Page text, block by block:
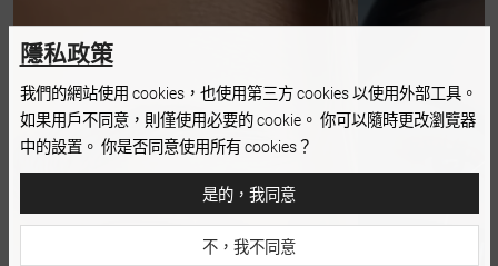
隱私政策
我們的網站使用 cookies，也使用第三方 cookies 以使用外部工具。
如果用戶不同意，則僅使用必要的 cookie。 你可以隨時更改瀏覽器
中的設置。 你是否同意使用所有 cookies？
是的，我同意
不，我不同意